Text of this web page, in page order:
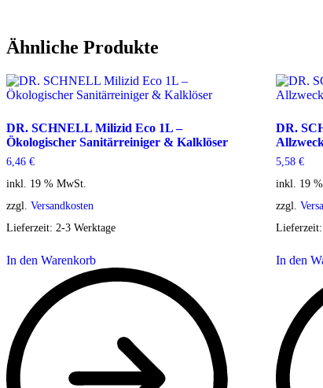
Ähnliche Produkte
DR. SCHNELL Milizid Eco 1L –
Ökologischer Sanitärreiniger & Kalklöser
6,46 €
inkl. 19 % MwSt.
zzgl. Versandkosten
Lieferzeit: 2-3 Werktage
In den Warenkorb
DR.
5,58€
inkl. 19
zzgl.
In den